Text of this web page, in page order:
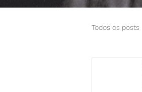
Todos os posts